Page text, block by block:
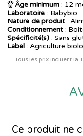
Âge minimum : 12
Laboratoire : Babybio
Nature de produit :
Conditionnement :
Spécificité(s) : Sans
Label : Agriculture
Tous les prix incluent la
Ce produit ne